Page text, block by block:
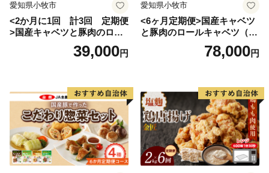
愛知県小牧市
<2か月に1回 計3回 定期便
>国産キャベツと豚肉のロー
ルキャベツ（4P入り）
39,000円
愛知県小牧市
<6ヶ月定期便>国産キャベツ
と豚肉のロールキャベツ（4P
78,000円